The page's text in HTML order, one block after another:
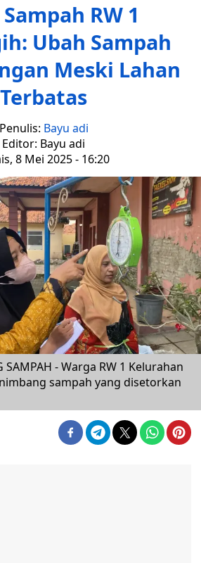
RW 1
Ubah Sampah
Meski Lahan
Terbatas
Penulis: Bayu adi
Editor: Bayu adi
8 Mei 2025 - 16:20
SAMPAH - Warga RW 1 Kelurahan
sampah yang disetorkan